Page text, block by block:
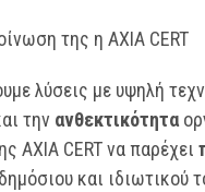
της η AXIA CERT
λύσεις με υψηλή
την ανθεκτικότητα
AXIA CERT να παρέχει
και ιδιωτικού